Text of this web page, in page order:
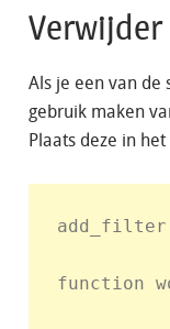
Verwijder
Als je een van de
gebruik maken
Plaats deze in het
add_filter(
function